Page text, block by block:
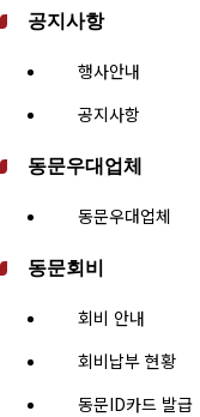
공지사항
행사안내
공지사항
동문우대업체
동문우대업체
동문회비
회비 안내
회비납부 현황
동문ID카드 발급